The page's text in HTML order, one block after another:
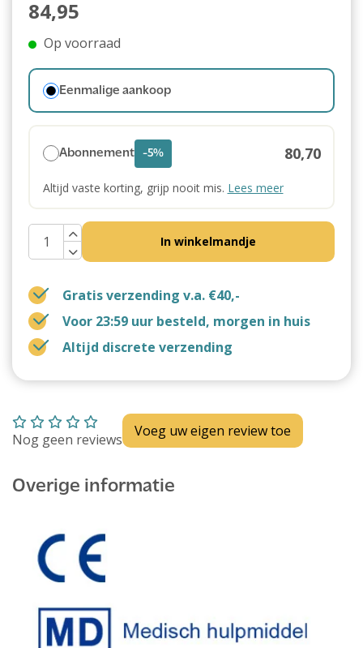
84,95
Op voorraad
Eenmalige aankoop
Abonnement -5% 80,70
Altijd vaste korting, grijp nooit mis. Lees meer
In winkelmandje
Gratis verzending v.a. €40,-
Voor 23:59 uur besteld, morgen in huis
Altijd discrete verzending
Nog geen reviews Voeg uw eigen review toe
Overige informatie